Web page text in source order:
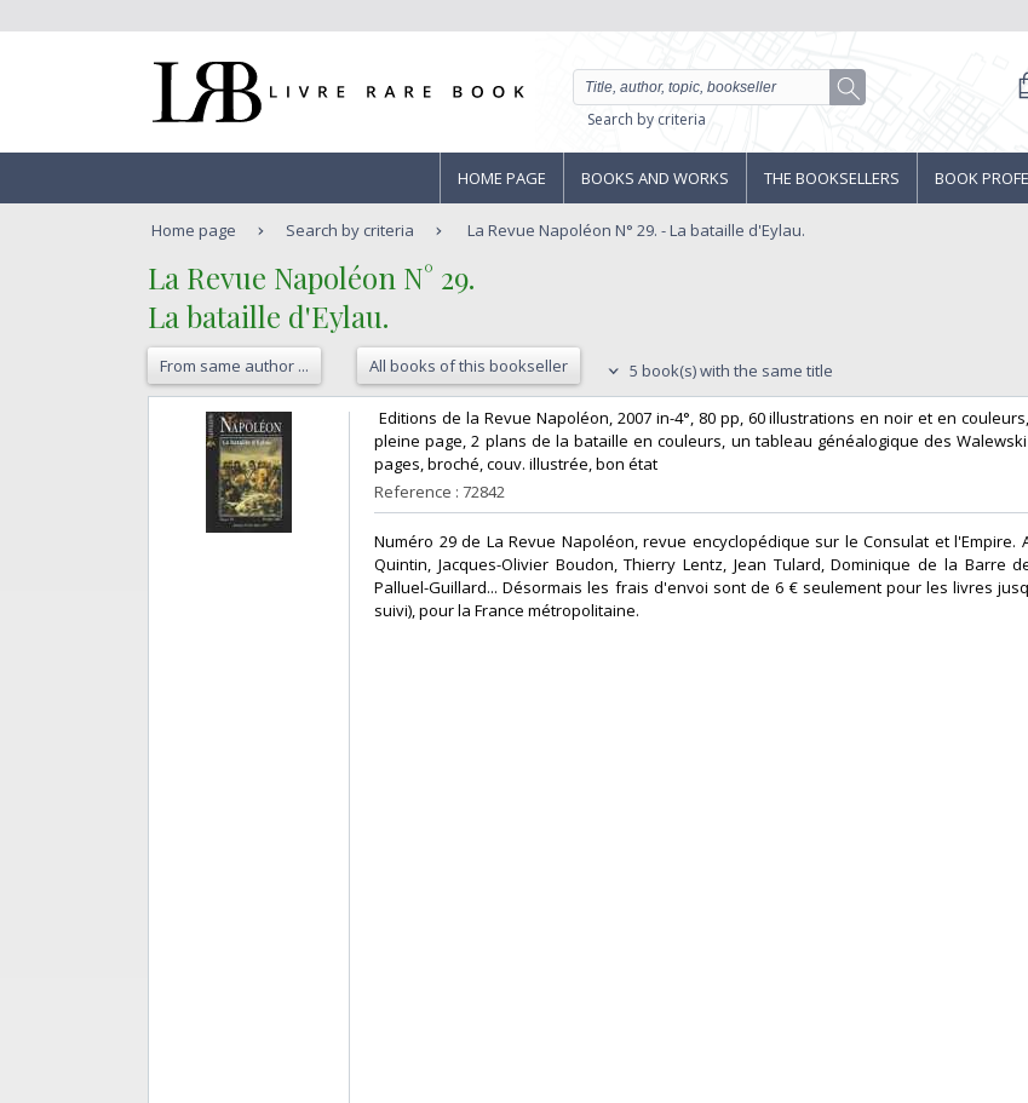
Search by criteria
HOME PAGE BOOKS AND WORKS THE BOOKSELLERS BOOK
Home page Search by criteria La Revue Napoléon N° 29. - La bataille d'Eylau.
‎La Revue Napoléon N° 29.‎
‎La bataille d'Eylau.‎
From same author ... All books of this bookseller 5 book(s) with the same title
Editions de la Revue Napoléon, 2007 in-4°, 80 pp, 60 illustrations en noir et en
pleine page, 2 plans de la bataille en couleurs, un tableau généalogique des
pages, broché, couv. illustrée, bon état‎
Reference : 72842
‎Numéro 29 de La Revue Napoléon, revue encyclopédique sur le Consulat et l'Empire.
Quintin, Jacques-Olivier Boudon, Thierry Lentz, Jean Tulard, Dominique de la Barre
Palluel-Guillard... Désormais les frais d'envoi sont de 6 € seulement pour les livres
suivi), pour la France métropolitaine.‎